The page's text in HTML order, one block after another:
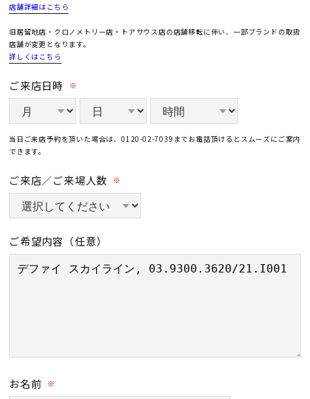
店舗詳細はこちら
旧居留地店・クロノメトリー店・トアサウス店の店舗移転に伴い、一部ブランドの取扱
店舗が変更となります。
詳しくはこちら
ご来店日時 ※
当日ご来店予約を頂いた場合は、0120-02-7039までお電話頂けるとスムーズにご案内
できます。
ご来店／ご来場人数 ※
ご希望内容 （任意）
お名前 ※